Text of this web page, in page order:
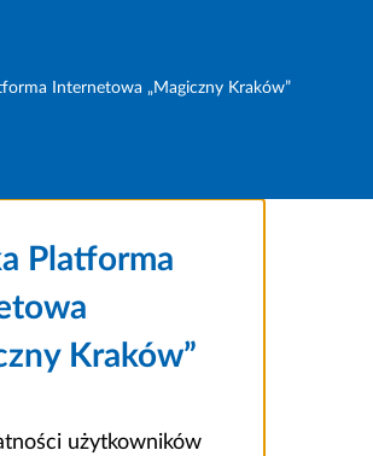
Internetowa „Magiczny Kraków”
Platforma
Kraków”
użytkowników